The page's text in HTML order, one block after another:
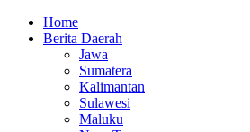
Home
Berita Daerah
Jawa
Sumatera
Kalimantan
Sulawesi
Maluku